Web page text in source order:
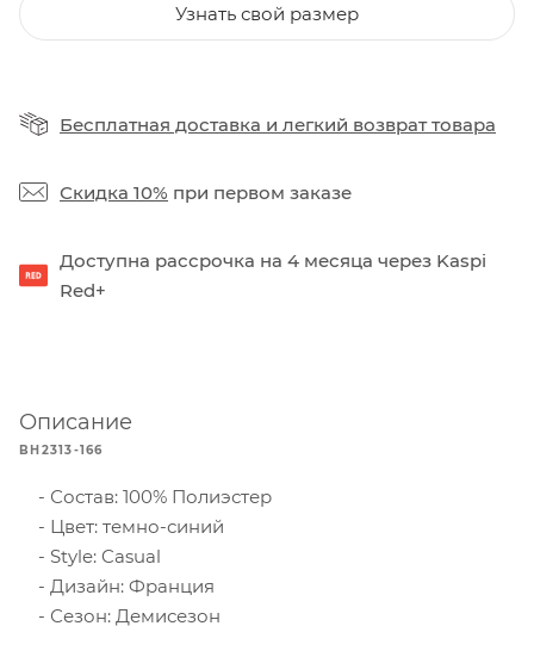
Узнать свой размер
Бесплатная доставка и легкий возврат товара
Скидка 10% при первом заказе
Доступна рассрочка на 4 месяца через Kaspi
Red+
Описание
BH2313-166
Состав: 100% Полиэстер
Цвет: темно-синий
Style: Casual
Дизайн: Франция
Сезон: Демисезон